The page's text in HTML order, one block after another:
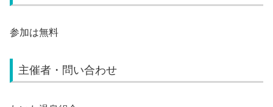
参加は無料
主催者・問い合わせ